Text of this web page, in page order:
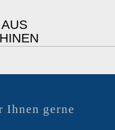
Ihnen gerne